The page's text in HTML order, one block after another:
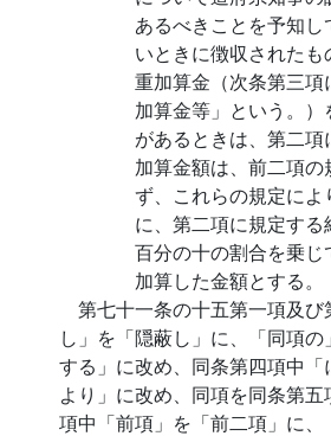
あるべきことを予知
いときに徴収された
重加算金（次条第三
加算金等」という。）
があるときは、第二
加算金額は、前二項の
ず、これらの規定に
に、第二項に規定す
百分の十の割合を乗
加算した金額とする。
第七十一条の十五第一項及
し」を「隠蔽し」に、「同項
する」に改め、同条第四項中
より」に改め、同項を同条第
項中「前項」を「前二項」に